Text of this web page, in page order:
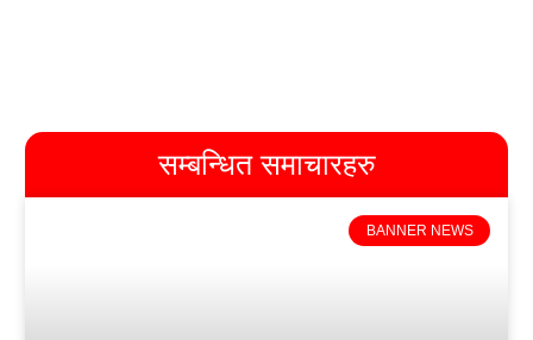
सम्बन्धित समाचारहरु
BANNER NEWS